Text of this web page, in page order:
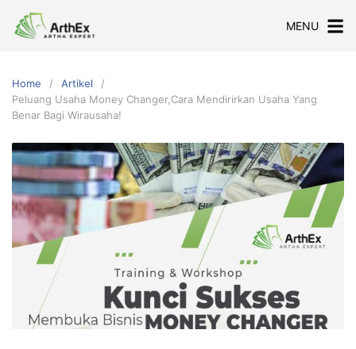
MENU
Home
Artikel
Peluang Usaha Money Changer,Cara Mendirirkan Usaha Yang
Benar Bagi Wirausaha!